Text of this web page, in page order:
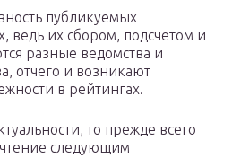
публикуемых
ведь их сбором, подсчетом и
разные ведомства и
отчего и возникают
в рейтингах.
то прежде всего
следующим